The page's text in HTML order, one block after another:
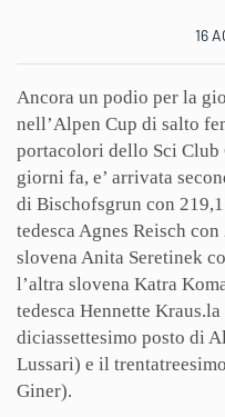
16
Ancora un podio per la
nell’Alpen Cup di salto
portacolori dello Sci Club
giorni fa, e’ arrivata
di Bischofsgrun con
tedesca Agnes Reisch
slovena Anita Seretinek
l’altra slovena Katra
tedesca Hennette
diciassettesimo posto di
Lussari) e il
Giner).